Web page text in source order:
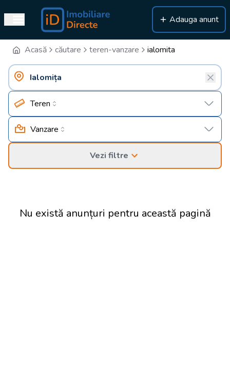
Adauga anunt
Acasă căutare teren-vanzare ialomita
Teren
Vanzare
Vezi filtre
Nu există anunțuri pentru această pagină